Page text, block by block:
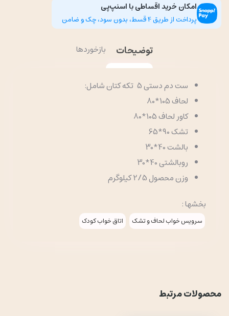
امکان خرید اقساطی با اسنپ‌پی
پرداخت از طریق 4 قسط، بدون سود، چک و ضامن
توضیحات بازخوردها
ست دم دستی 5 تکه کتان شامل:
لحاف 105*80
کاور لحاف 105*80
تشک 90*65
بالشت 40*30
روبالشتی 40*30
وزن محصول 2/5 کیلوگرم
بخشها :
سرویس خواب لحاف و تشک اتاق خواب کودک
محصولات مرتبط